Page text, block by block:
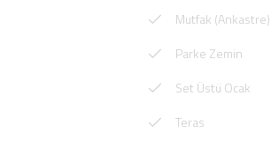
Mutfak (Ankastre)
Parke Zemin
Set Üstü Ocak
Teras